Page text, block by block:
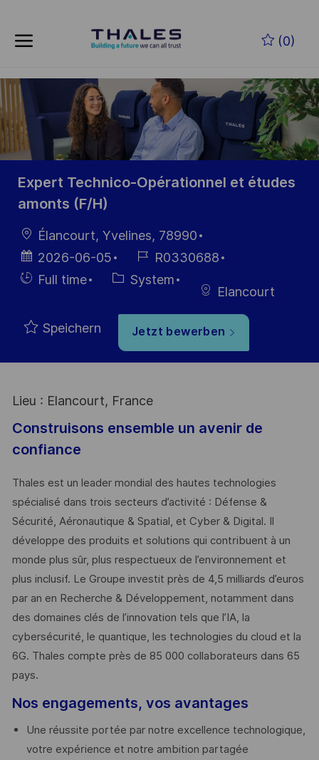
(0)
-
Expert Technico-Opérationnel et études
amonts (F/H)
Ort
Élancourt, Yvelines, 78990
Datum der
Veröffentlichung
2026-06-05
Job-
ID
R0330688
Einstellunngstyp
Full time Kategorie
System
Elancourt
Speichern Jetzt bewerben
Lieu : Elancourt, France
Construisons ensemble un avenir de
confiance
Thales est un leader mondial des hautes technologies
spécialisé dans trois secteurs d’activité : Défense &
Sécurité, Aéronautique & Spatial, et Cyber & Digital. Il
développe des produits et solutions qui contribuent à un
monde plus sûr, plus respectueux de l’environnement et
plus inclusif. Le Groupe investit près de 4,5 milliards d’euros
par an en Recherche & Développement, notamment dans
des domaines clés de l’innovation tels que l’IA, la
cybersécurité, le quantique, les technologies du cloud et la
6G. Thales compte près de 85 000 collaborateurs dans 65
pays. ​
Nos engagements, vos avantages
Une réussite portée par notre excellence technologique,
votre expérience et notre ambition partagée